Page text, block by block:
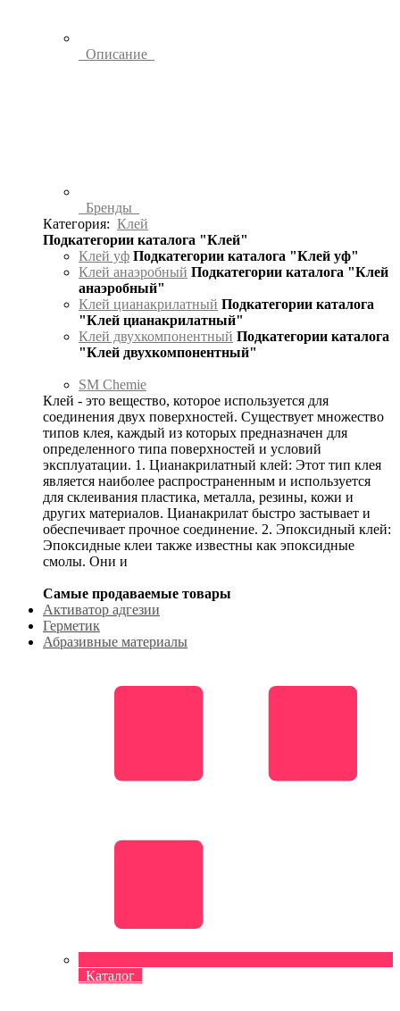
Описание
Бренды
Категория: Клей
Подкатегории каталога "Клей"
Клей уф Подкатегории каталога "Клей уф"
Клей анаэробный Подкатегории каталога "Клей
анаэробный"
Клей цианакрилатный Подкатегории каталога
"Клей цианакрилатный"
Клей двухкомпонентный Подкатегории каталога
"Клей двухкомпонентный"
SM Chemie
Клей - это вещество, которое используется для
соединения двух поверхностей. Существует множество
типов клея, каждый из которых предназначен для
определенного типа поверхностей и условий
эксплуатации. 1. Цианакрилатный клей: Этот тип клея
является наиболее распространенным и используется
для склеивания пластика, металла, резины, кожи и
других материалов. Цианакрилат быстро застывает и
обеспечивает прочное соединение. 2. Эпоксидный клей:
Эпоксидные клеи также известны как эпоксидные
смолы. Они и
Самые продаваемые товары
Активатор адгезии
Герметик
Абразивные материалы
Каталог